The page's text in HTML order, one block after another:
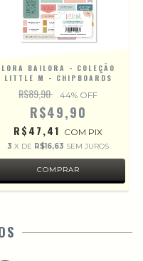
LORA BAILORA - COLEÇÃO
LITTLE M - CHIPBOARDS
R$89,90 44% OFF
R$49,90
R$47,41 COM PIX
3 X DE R$16,63 SEM JUROS